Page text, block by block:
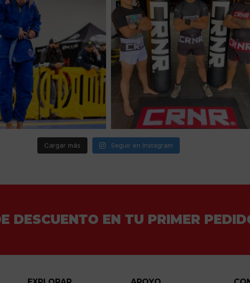
Cargar más Seguir en Instagram
DESCUENTO EN TU PRIMER